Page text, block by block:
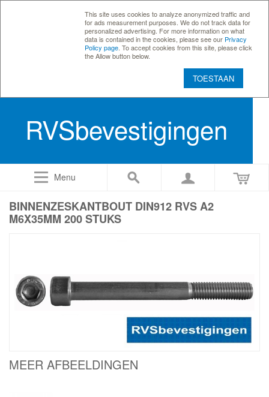
This site uses cookies to analyze anonymized traffic and
for ads measurement purposes. We do not track data for
personalized advertising. For more information on what
data is contained in the cookies, please see our Privacy
Policy page . To accept cookies from this site, please click
the Allow button below.
TOESTAAN
RVSbevestigingen
Menu
BINNENZESKANTBOUT DIN912 RVS A2
M6X35MM 200 STUKS
MEER AFBEELDINGEN